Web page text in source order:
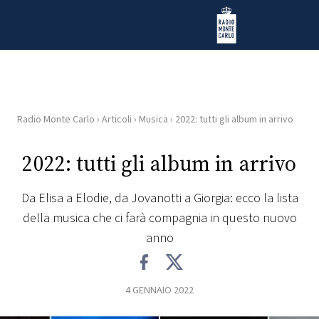
Radio Monte Carlo
HOME
RADIO
WEB
RADIO
Radio Monte Carlo › Articoli › Musica › 2022: tutti gli album in arrivo
2022: tutti gli album in arrivo
Da Elisa a Elodie, da Jovanotti a Giorgia: ecco la lista
della musica che ci farà compagnia in questo nuovo
anno
4 GENNAIO 2022